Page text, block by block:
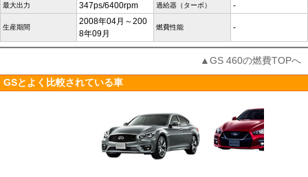
最大出力 347ps/6400rpm 過給器（ターボ） -
生産期間
2008年04月～200
8年09月
燃費性能 -
▲GS 460の燃費TOPへ
GSとよく比較されている車